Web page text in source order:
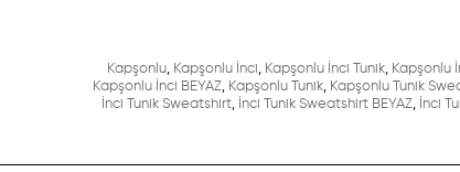
Kapşonlu, Kapşonlu İnci, Kapşonlu İnci Tunik, Kapşonlu
Kapşonlu İnci BEYAZ, Kapşonlu Tunik, Kapşonlu Tunik
İnci Tunik Sweatshirt, İnci Tunik Sweatshirt BEYAZ, İnci